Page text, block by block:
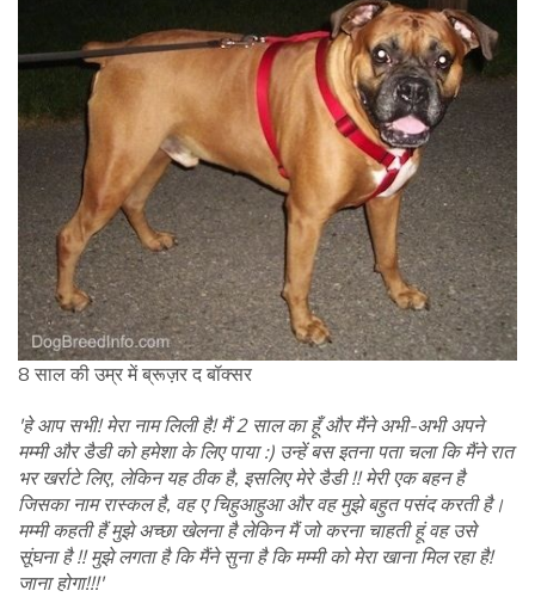
8 साल की उम्र में ब्रूज़र द बॉक्सर
'हे आप सभी! मेरा नाम लिली है! मैं 2 साल का हूँ और मैंने अभी-अभी अपने
मम्मी और डैडी को हमेशा के लिए पाया :) उन्हें बस इतना पता चला कि मैंने रात
भर खर्राटे लिए, लेकिन यह ठीक है, इसलिए मेरे डैडी !! मेरी एक बहन है
जिसका नाम रास्कल है, वह ए चिहुआहुआ और वह मुझे बहुत पसंद करती है।
मम्मी कहती हैं मुझे अच्छा खेलना है लेकिन मैं जो करना चाहती हूं वह उसे
सूंघना है !! मुझे लगता है कि मैंने सुना है कि मम्मी को मेरा खाना मिल रहा है!
जाना होगा!!!'